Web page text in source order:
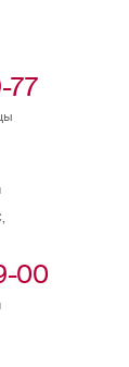
77
00